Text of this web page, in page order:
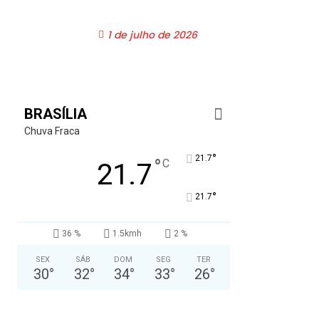
1 de julho de 2026
BRASÍLIA
Chuva Fraca
21.7°C 21.7°
21.7°
36 % 1.5kmh 2 %
SEX
30°
SÁB
32°
DOM
34°
SEG
33°
TER
26°